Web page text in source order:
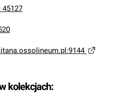
45127
kolekcjach: